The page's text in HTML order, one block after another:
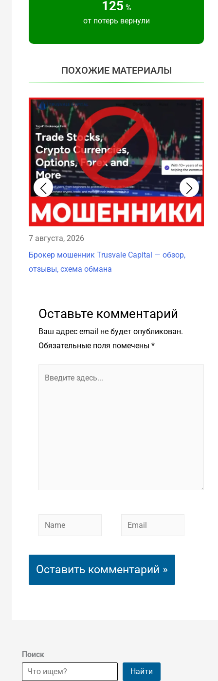
125 %
от потерь вернули
ПОХОЖИЕ МАТЕРИАЛЫ
7 августа, 2026
Брокер мошенник Trusvale Capital — обзор,
отзывы, схема обмана
Оставьте комментарий
Ваш адрес email не будет опубликован.
Обязательные поля помечены *
Name Email
Поиск
Найти